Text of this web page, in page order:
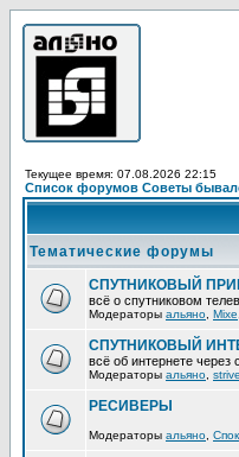
Текущее время: 07.08.2026 22:15
Список форумов Советы
Тематические форумы
СПУТНИКОВЫЙ
всё о спутниковом
Модераторы альяно Mixe
СПУТНИКОВЫЙ
всё об интернете через
Модераторы альяно strive
РЕСИВЕРЫ
Модераторы альяно Спок